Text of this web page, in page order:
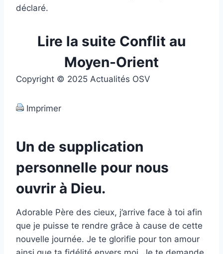
déclaré.
Lire la suite Conflit au
Moyen-Orient
Copyright © 2025 Actualités OSV
Imprimer
Un de supplication
personnelle pour nous
ouvrir à Dieu.
Adorable Père des cieux, j’arrive face à toi afin
que je puisse te rendre grâce à cause de cette
nouvelle journée. Je te glorifie pour ton amour